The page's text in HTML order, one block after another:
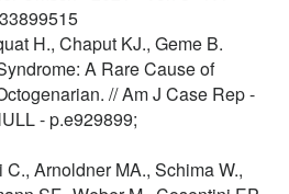
H., Chaput KJ., Geme B.
A Rare Cause of
// Am J Case Rep -
- p.e929899;
Arnoldner MA., Schima W.,